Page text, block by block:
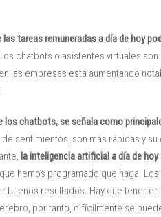
las tareas remuneradas a día de hoy
chatbots o asistentes virtuales
las empresas está aumentando
los chatbots, se señala como
sentimientos, son más rápidas y
la inteligencia artificial a día de
hemos programado que haga.
buenos resultados. Hay que tener
por tanto, difícilmente se